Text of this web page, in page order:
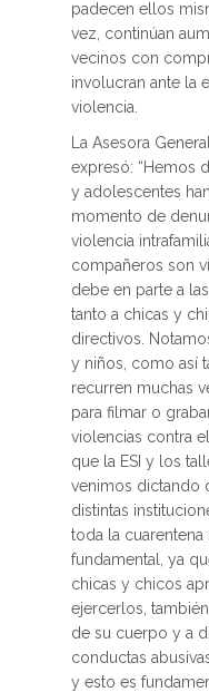
padecen ellos
vez, continúan
vecinos con
involucran ante la
violencia.
La Asesora
expresó: “Hemos
y adolescentes
momento de
violencia
compañeros son
debe en parte a
tanto a chicas y
directivos.
y niños, como así
recurren muchas
para filmar o
violencias contra
que la ESI y los
venimos dictando
distintas
toda la cuarentena
fundamental, ya
chicas y chicos
ejercerlos,
de su cuerpo y a
conductas
y esto es